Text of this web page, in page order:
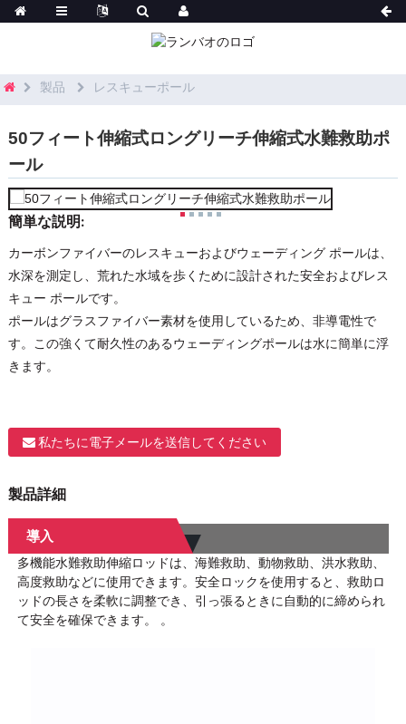
製品 レスキューポール
50フィート伸縮式ロングリーチ伸縮式水難救助ポ
ール
簡単な説明:
カーボンファイバーのレスキューおよびウェーディング ポールは、
水深を測定し、荒れた水域を歩くために設計された安全およびレス
キュー ポールです。
ポールはグラスファイバー素材を使用しているため、非導電性で
す。この強くて耐久性のあるウェーディングポールは水に簡単に浮
きます。
私たちに電子メールを送信してください
製品詳細
導入
多機能水難救助伸縮ロッドは、海難救助、動物救助、洪水救助、
高度救助などに使用できます。安全ロックを使用すると、救助ロ
ッドの長さを柔軟に調整でき、引っ張るときに自動的に締められ
て安全を確保できます。 。